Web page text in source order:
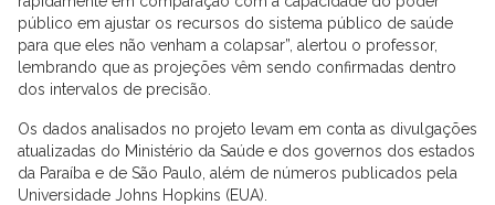
público em ajustar os recursos do sistema público de saúde
para que eles não venham a colapsar”, alertou o professor,
lembrando que as projeções vêm sendo confirmadas dentro
dos intervalos de precisão.
Os dados analisados no projeto levam em conta as divulgações
atualizadas do Ministério da Saúde e dos governos dos estados
da Paraíba e de São Paulo, além de números publicados pela
Universidade Johns Hopkins (EUA).